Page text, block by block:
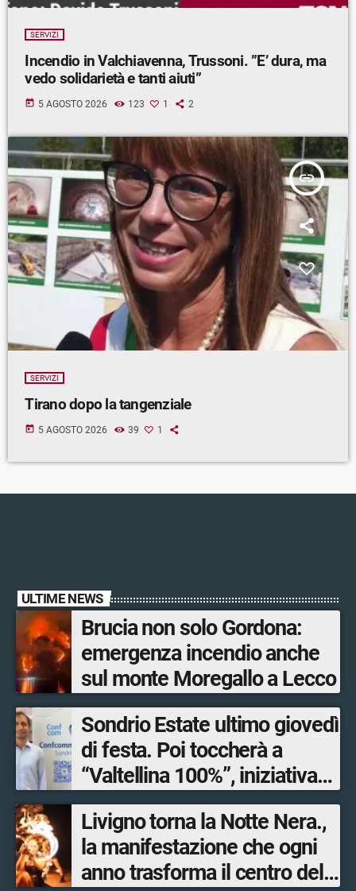
SERVIZI
Incendio in Valchiavenna, Trussoni. ”E’ dura, ma
vedo solidarietà e tanti aiuti”
today 5 AGOSTO 2026 123 1 2
insert_link
SERVIZI
Tirano dopo la tangenziale
today 5 AGOSTO 2026 39 1
ULTIME NEWS
Brucia non solo Gordona:
emergenza incendio anche
sul monte Moregallo a Lecco
Sondrio Estate ultimo giovedì
di festa. Poi toccherà a
“Valtellina 100%”, iniziativa
ideata e organizzata
dall’Associazione
mandamentale di
Confcommercio Sondrio in
Livigno torna la Notte Nera.,
la manifestazione che ogni
anno trasforma il centro del